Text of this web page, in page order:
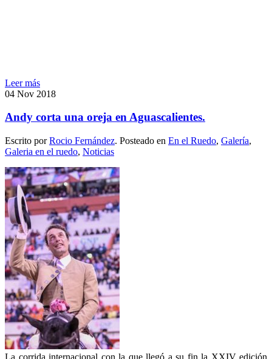
Leer más
04 Nov 2018
Andy corta una oreja en Aguascalientes.
Escrito porRocio Fernández. Posteado en En el Ruedo, Galería,
Galeria en el ruedo, Noticias
La corrida internacional con la que llegó a su fin la XXIV edición